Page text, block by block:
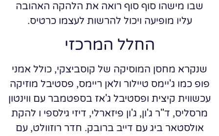
שבו מישהו סוף סוף רואה את הלהקה האהובה
עליו מופיעה ויכול להרשות לעצמו כרטיס.
החלל המרכזי
שנקרא מחסן המוסיקה של קוסביצקי, כולל אמני
פופ כמו ג'יימס טיילור ולאן ריימס, פסטיבל מוזיקה
עכשווית קיצית ופסטיבל ג'אז בספטמבר עם ווינטון
מרסליס, ד"ר ג'ון, ג'ון פיזארלי, דיזי גילספי ו להקת
אולסטאר ביג עם דייב ברובק. חדר רוזוולט, עם